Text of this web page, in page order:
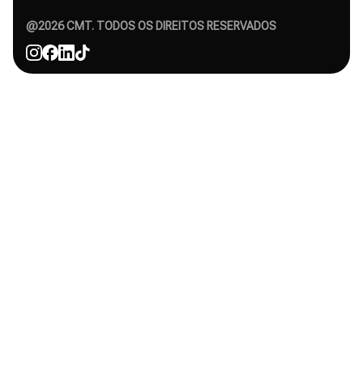
Agência
@2026CMT. TODOS OS DIREITOS RESERVADOS